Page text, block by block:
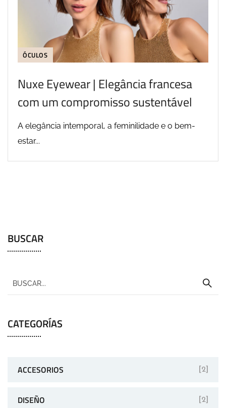
ÓCULOS
Nuxe Eyewear | Elegância francesa
com um compromisso sustentável
A elegância intemporal, a feminilidade e o bem-
estar...
BUSCAR
CATEGORÍAS
ACCESORIOS [2]
DISEÑO [2]